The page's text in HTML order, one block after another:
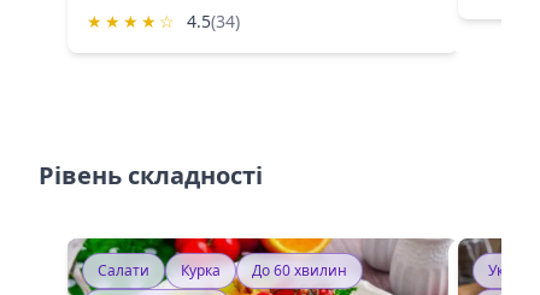
★ ★ ★ ★ ☆ 4.5(34)
Рівень складності
Салати Курка
До 60 хвилин